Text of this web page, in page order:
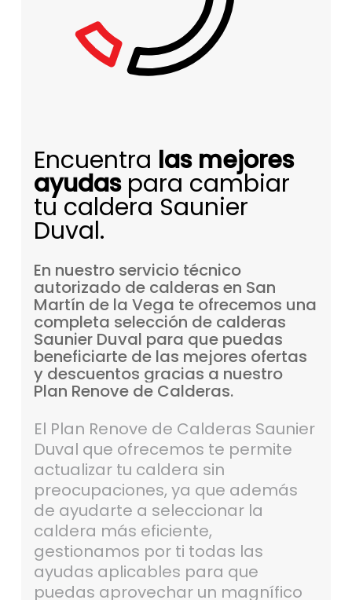
Encuentra las mejores
ayudaspara cambiar
tu caldera Saunier
Duval.
En nuestro servicio técnico
autorizado de calderas en San
Martín de la Vega te ofrecemos una
completa selección de calderas
Saunier Duval para que puedas
beneficiarte de las mejores ofertas
y descuentos gracias a nuestro
Plan Renove de Calderas.
El Plan Renove de Calderas Saunier
Duval que ofrecemos te permite
actualizar tu caldera sin
preocupaciones, ya que además
de ayudarte a seleccionar la
caldera más eficiente,
gestionamos por ti todas las
ayudas aplicables para que
puedas aprovechar un magnífico